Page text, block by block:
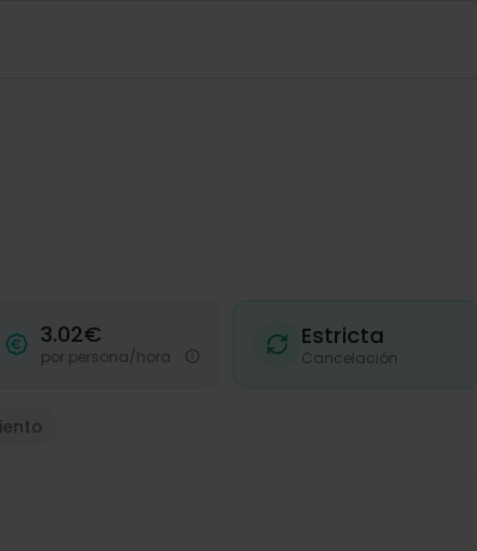
3.02€
por persona/hora
Estricta
Cancelación